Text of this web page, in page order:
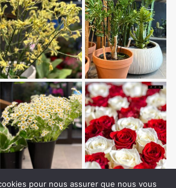
pour nous assurer que nous vous